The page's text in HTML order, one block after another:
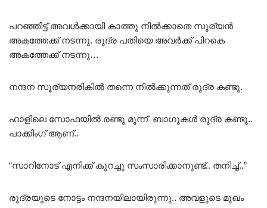
പറഞ്ഞിട്ട് അവൾക്കായി കാത്തു നിൽക്കാതെ സൂര്യൻ
അകത്തേക്ക് നടന്നു. രുദ്ര പതിയെ അവർക്ക് പിറകെ
അകത്തേക്ക് നടന്നു…
നന്ദന സൂര്യനരികിൽ തന്നെ നിൽക്കുന്നത് രുദ്ര കണ്ടു.
ഹാളിലെ സോഫയിൽ രണ്ടു മൂന്ന് ബാഗുകൾ രുദ്ര കണ്ടു..
പാക്കിംഗ് ആണ്..
“സാറിനോട് എനിക്ക് കുറച്ചു സംസാരിക്കാനുണ്ട്.. തനിച്ച്..”
രുദ്രയുടെ നോട്ടം നന്ദനയിലായിരുന്നു.. അവളുടെ മുഖം